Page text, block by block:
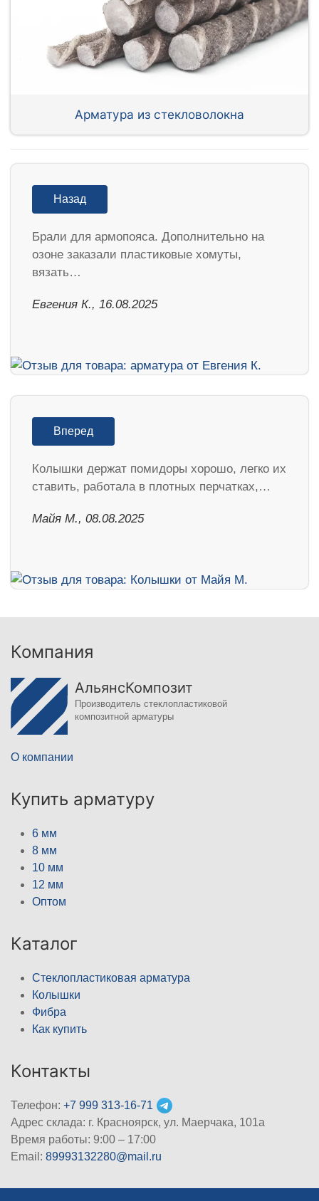
Арматура из стекловолокна
Назад
Брали для армопояса. Дополнительно на
озоне заказали пластиковые хомуты,
вязать…
Евгения К., 16.08.2025
Вперед
Колышки держат помидоры хорошо, легко их
ставить, работала в плотных перчатках,…
Майя М., 08.08.2025
Компания
АльянсКомпозит
Производитель стеклопластиковой
композитной арматуры
О компании
Купить арматуру
6 мм
8 мм
10 мм
12 мм
Оптом
Каталог
Стеклопластиковая арматура
Колышки
Фибра
Как купить
Контакты
Телефон: +7 999 313-16-71
Адрес склада: г. Красноярск, ул. Маерчака, 101а
Время работы: 9:00 – 17:00
Email: 89993132280@mail.ru